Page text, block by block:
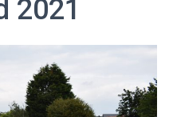
2021